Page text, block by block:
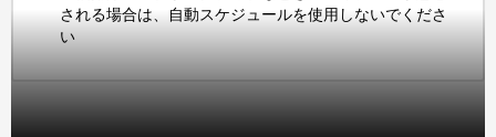
される場合は、自動スケジュールを使用しないでくださ
い